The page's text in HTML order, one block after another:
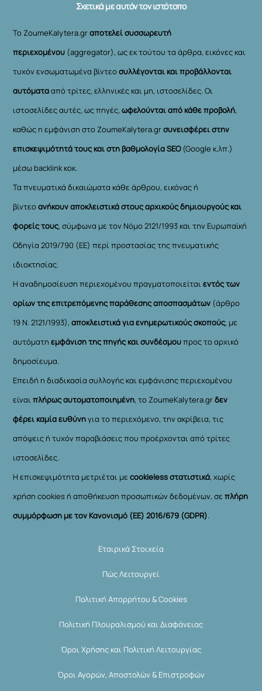
Σχετικά με αυτόν τον ιστότοπο
Το ZoumeKalytera.grαποτελεί συσσωρευτή
περιεχομένου (aggregator), ως εκ τούτου τα άρθρα, εικόνες και
τυχόν ενσωματωμένα βίντεοσυλλέγονται και προβάλλονται
αυτόματααπό τρίτες, ελληνικές και μη, ιστοσελίδες. Οι
ιστοσελίδες αυτές, ως πηγές,ωφελούνται από κάθε προβολή,
καθώς η εμφάνιση στο ZoumeKalytera.grσυνεισφέρει στην
επισκεψιμότητά τους και στη βαθμολογία SEO(Google κ.λπ.)
μέσω backlink κοκ.
Τα πνευματικά δικαιώματα κάθε άρθρου, εικόνας ή
βίντεοανήκουν αποκλειστικά στους αρχικούς δημιουργούς και
φορείς τους, σύμφωνα με τον Νόμο 2121/1993 και την Ευρωπαϊκή
Οδηγία 2019/790 (ΕΕ) περί προστασίας της πνευματικής
ιδιοκτησίας.
Η αναδημοσίευση περιεχομένου πραγματοποιείταιεντός των
ορίων της επιτρεπόμενης παράθεσης αποσπασμάτων (άρθρο
19 Ν. 2121/1993), αποκλειστικά για ενημερωτικούς σκοπούς, με
αυτόματηεμφάνιση της πηγής και συνδέσμουπρος το αρχικό
δημοσίευμα.
Επειδή η διαδικασία συλλογής και εμφάνισης περιεχομένου
είναιπλήρως αυτοματοποιημένη, το ZoumeKalytera.grδεν
φέρει καμία ευθύνηγια το περιεχόμενο, την ακρίβεια, τις
απόψεις ή τυχόν παραβιάσεις που προέρχονται από τρίτες
ιστοσελίδες.
Η επισκεψιμότητα μετριέται μεcookieless στατιστικά, χωρίς
χρήση cookies ή αποθήκευση προσωπικών δεδομένων, σεπλήρη
συμμόρφωση με τον Κανονισμό (ΕΕ) 2016/679 (GDPR).
Εταιρικά Στοιχεία
Πώς Λειτουργεί
Πολιτική Απορρήτου & Cookies
Πολιτική Πλουραλισμού και Διαφάνειας
Όροι Χρήσης και Πολιτική Λειτουργίας
Όροι Αγορών, Αποστολών & Επιστροφών